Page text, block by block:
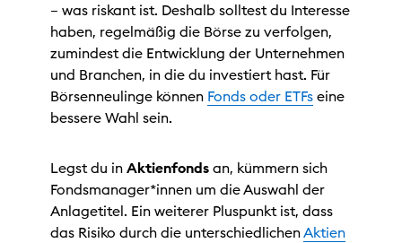
– was riskant ist. Deshalb solltest du Interesse
haben, regelmäßig die Börse zu verfolgen,
zumindest die Entwicklung der Unternehmen
und Branchen, in die du investiert hast. Für
Börsenneulinge können Fonds oder ETFseine
bessere Wahl sein.
Legst du in Aktienfondsan, kümmern sich
Fondsmanager*innen um die Auswahl der
Anlagetitel. Ein weiterer Pluspunkt ist, dass
das Risiko durch die unterschiedlichenAktien